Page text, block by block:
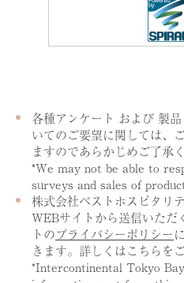
各種アンケート および 製
いてのご要望に関しては、
ますのであらかじめご了承
*We may not be able to
surveys and sales of
株式会社ベストホスピタリ
WEBサイトから送信いただ
トのプライバシーポリシー
きます。詳しくはこちらを
*Intercontinental Tokyo